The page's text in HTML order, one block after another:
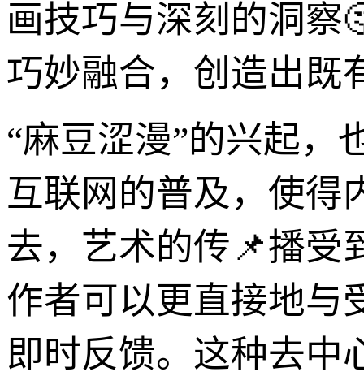
画技巧与深刻的洞察
巧妙融合，创造出既
“麻豆涩漫”的兴起，
互联网的普及，使得
去，艺术的传📌播受
作者可以更直接地与
即时反馈。这种去中